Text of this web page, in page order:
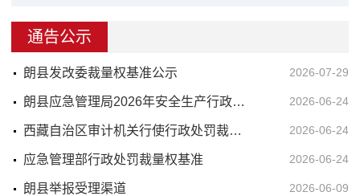
通告公示
朗县发改委裁量权基准公示 2026-07-29
朗县应急管理局2026年安全生产行政处罚公示 2026-06-24
西藏自治区审计机关行使行政处罚裁量权规程 2026-06-24
应急管理部行政处罚裁量权基准 2026-06-24
朗县举报受理渠道 2026-06-09